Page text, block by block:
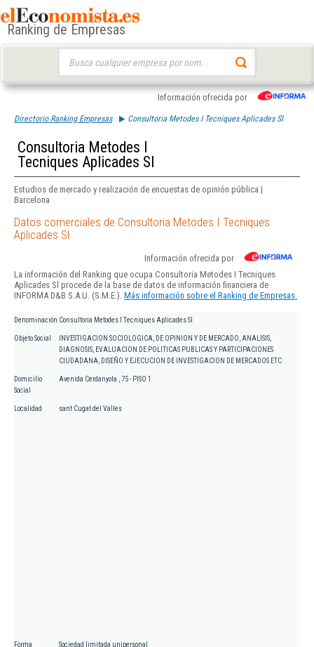
Ranking de Empresas
Información ofrecida por
Directorio Ranking Empresas Consultoria Metodes I Tecniques Aplicades Sl
Consultoria Metodes I
Tecniques Aplicades Sl
Estudios de mercado y realización de encuestas de opinión pública |
Barcelona
Datos comerciales de Consultoria Metodes I Tecniques
Aplicades Sl
Información ofrecida por
La información del Ranking que ocupa Consultoria Metodes I Tecniques
Aplicades Sl procede de la base de datos de información financiera de
INFORMA D&B S.A.U. (S.M.E.). Más información sobre el Ranking de Empresas.
Denominación Consultoria Metodes I Tecniques Aplicades Sl
Objeto Social
INVESTIGACION SOCIOLOGICA, DE OPINION Y DE MERCADO, ANALISIS,
DIAGNOSIS, EVALUACION DE POLITICAS PUBLICAS Y PARTICIPACIONES
CIUDADANA, DISEÑO Y EJECUCION DE INVESTIGACION DE MERCADOS ETC
Domicilio
Social
Avenida Cerdanyola , 75 - PISO 1
Localidad sant Cugat del Valles
Forma
Sociedad limitada unipersonal